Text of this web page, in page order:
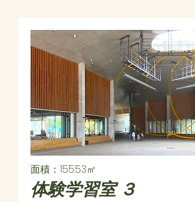
面積：155.53㎡
​体験学習室 ３